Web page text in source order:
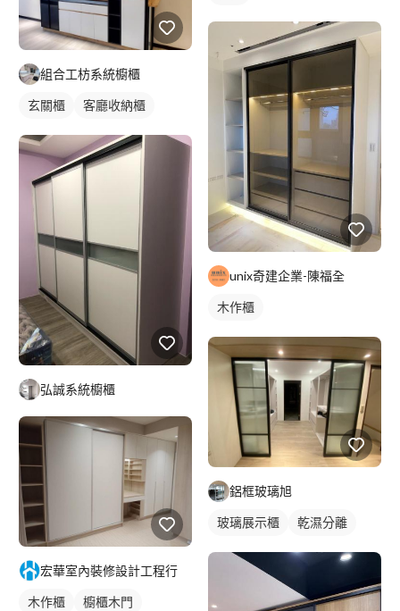
組合工枋系統櫥櫃
玄關櫃 客廳收納櫃
弘誠系統櫥櫃
宏華室內裝修設計工程行
木作櫃 櫥櫃木門
unix奇建企業-陳福全
木作櫃
鋁框玻璃旭
玻璃展示櫃 乾濕分離